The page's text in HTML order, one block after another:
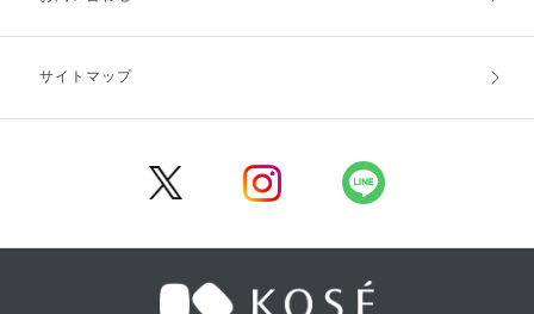
キャンセル・返品・交換
サイトマップ